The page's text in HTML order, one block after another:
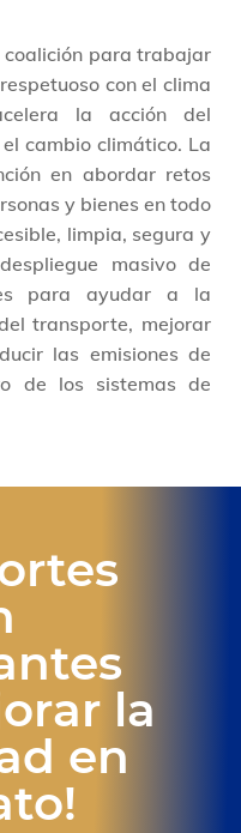
coalición para trabajar
con el clima
la acción del
cambio climático. La
en abordar retos
y bienes en todo
limpia, segura y
masivo de
para ayudar a la
transporte, mejorar
las emisiones de
de los sistemas de
la
en